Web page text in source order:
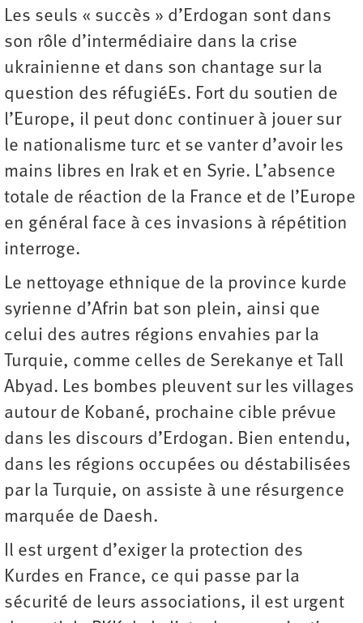
Les seuls « succès » d’Erdogan sont dans
son rôle d’intermédiaire dans la crise
ukrainienne et dans son chantage sur la
question des réfugiéEs. Fort du soutien de
l’Europe, il peut donc continuer à jouer sur
le nationalisme turc et se vanter d’avoir les
mains libres en Irak et en Syrie. L’absence
totale de réaction de la France et de l’Europe
en général face à ces invasions à répétition
interroge.
Le nettoyage ethnique de la province kurde
syrienne d’Afrin bat son plein, ainsi que
celui des autres régions envahies par la
Turquie, comme celles de Serekanye et Tall
Abyad. Les bombes pleuvent sur les villages
autour de Kobané, prochaine cible prévue
dans les discours d’Erdogan. Bien entendu,
dans les régions occupées ou déstabilisées
par la Turquie, on assiste à une résurgence
marquée de Daesh.
Il est urgent d’exiger la protection des
Kurdes en France, ce qui passe par la
sécurité de leurs associations, il est urgent